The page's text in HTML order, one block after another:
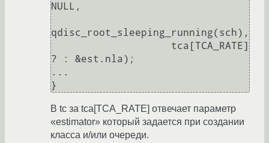
NULL,
qdisc_root_sleeping_running(sch),
? : &est.nla);
...
В tc за tca[TCA_RATE] отвечает параметр
«estimator» который задается при создании
класса и/или очереди.